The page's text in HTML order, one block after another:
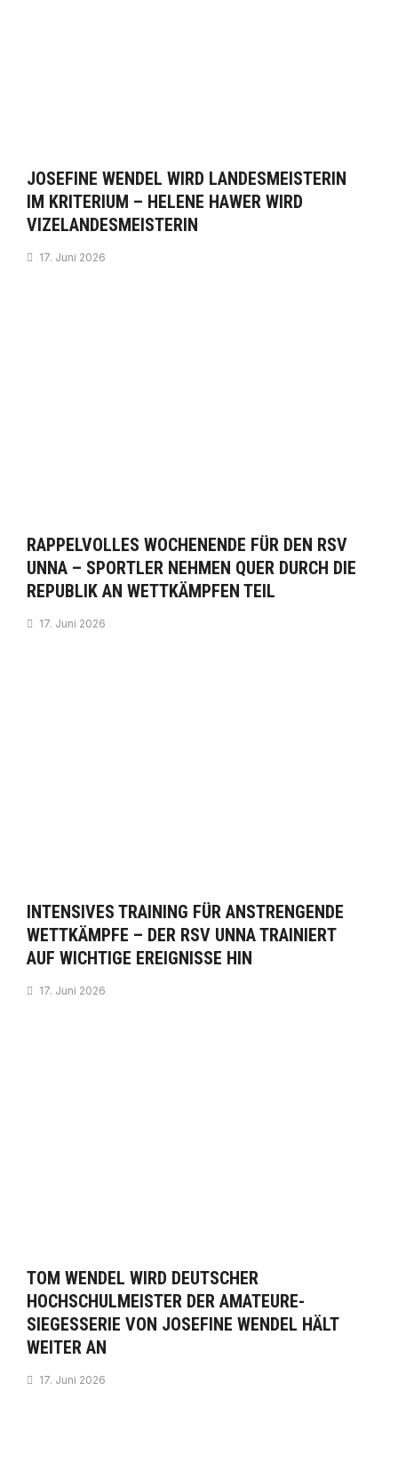
JOSEFINE WENDEL WIRD LANDESMEISTERIN
IM KRITERIUM – HELENE HAWER WIRD
VIZELANDESMEISTERIN
17. Juni 2026
RAPPELVOLLES WOCHENENDE FÜR DEN RSV
UNNA – SPORTLER NEHMEN QUER DURCH DIE
REPUBLIK AN WETTKÄMPFEN TEIL
17. Juni 2026
INTENSIVES TRAINING FÜR ANSTRENGENDE
WETTKÄMPFE – DER RSV UNNA TRAINIERT
AUF WICHTIGE EREIGNISSE HIN
17. Juni 2026
TOM WENDEL WIRD DEUTSCHER
HOCHSCHULMEISTER DER AMATEURE-
SIEGESSERIE VON JOSEFINE WENDEL HÄLT
WEITER AN
17. Juni 2026